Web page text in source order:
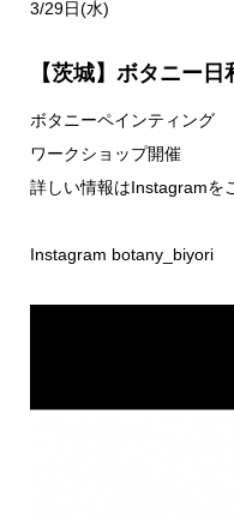
3/29日(水)
【茨城】ボタニー日
ボタニーペインティング
ワークショップ開催
詳しい情報はInstagramを
Instagram botany_biyori